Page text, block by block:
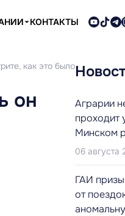
КОНТАКТЫ
как это было
он
Аграрии
проходит
Минском
06 августа
ГАИ
от